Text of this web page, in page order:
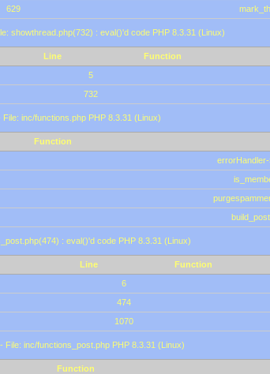
629
showthread.php(732) : eval()'d code PHP 8.3.31 (Linux)
Line
Function
5
732
inc/functions.php PHP 8.3.31 (Linux)
Function
: eval()'d code PHP 8.3.31 (Linux)
Line
Function
6
474
1070
inc/functions_post.php PHP 8.3.31 (Linux)
Function